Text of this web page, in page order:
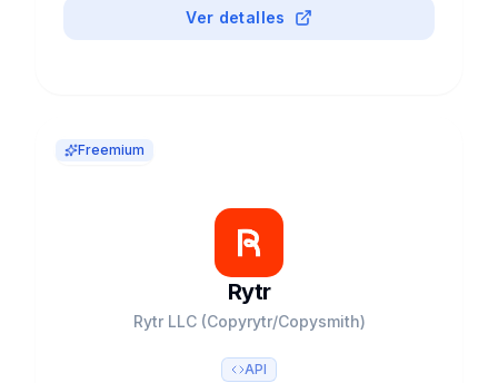
Ver detalles
Freemium
Rytr
Rytr LLC (Copyrytr/Copysmith)
API